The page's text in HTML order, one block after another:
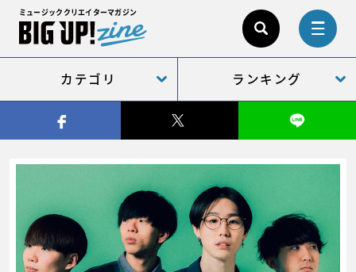
ミュージッククリエイターマガジン
カテゴリ ランキング